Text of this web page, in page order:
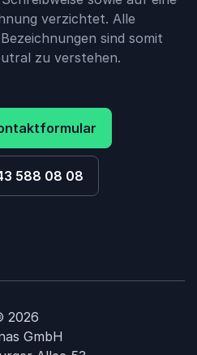
verzichtet. Alle
sind somit
zu verstehen.
588 08 08
2026
GmbH